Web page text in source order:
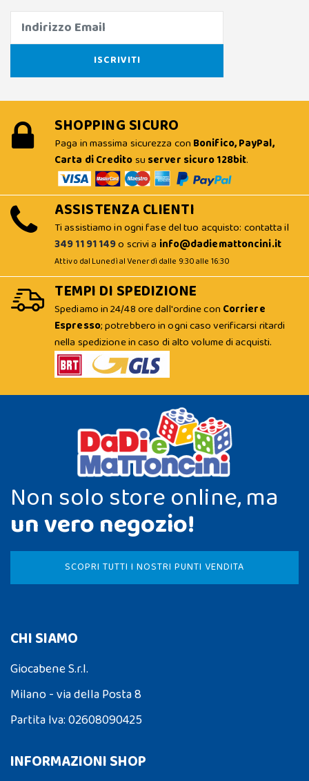
SHOPPING SICURO
Paga in massima sicurezza con Bonifico, PayPal,
Carta di Creditosu server sicuro 128bit.
ASSISTENZA CLIENTI
Ti assistiamo in ogni fase del tuo acquisto: contatta il
349 11 91 149o scrivi a info@dadiemattoncini.it
Attivo dal Lunedì al Venerdì dalle 9:30 alle 16:30
TEMPI DI SPEDIZIONE
Spediamo in 24/48 ore dall'ordine con Corriere
Espresso; potrebbero in ogni caso verificarsi ritardi
nella spedizione in caso di alto volume di acquisti.
Non solo store online, ma
un vero negozio!
SCOPRI TUTTI I NOSTRI PUNTI VENDITA
CHI SIAMO
Giocabene S.r.l.
Milano - via della Posta 8
Partita Iva: 02608090425
INFORMAZIONI SHOP